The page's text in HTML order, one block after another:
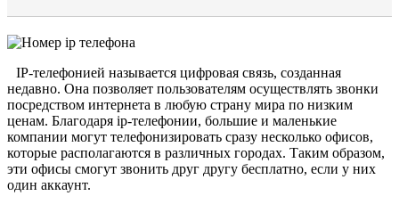
IP-телефонией называется цифровая связь, созданная
недавно. Она позволяет пользователям осуществлять звонки
посредством интернета в любую страну мира по низким
ценам. Благодаря ip-телефонии, большие и маленькие
компании могут телефонизировать сразу несколько офисов,
которые располагаются в различных городах. Таким образом,
эти офисы смогут звонить друг другу бесплатно, если у них
один аккаунт.